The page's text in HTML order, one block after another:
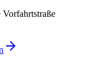
Vorfahrtstraße